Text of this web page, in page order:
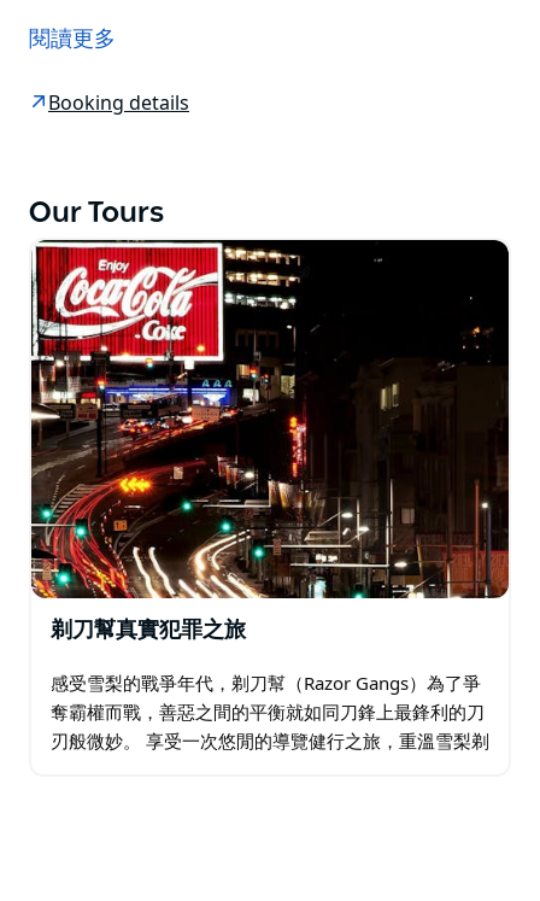
航行進城，一睹悉尼血腥的過去，揭開這座城市第一個也
享受悠閒的導覽健行之旅，穿越岩石區的鵝卵石街道，追
的不在場證明和大量的真實犯罪的時代。
當你探索你從未知道存在的小巷和小巷時，重溫一段事實
證明真相遠比小說更離奇的時代。
絕佳的拍照和觀光機會，展現悉尼最好的一面。
立即預訂機票，對一段黑暗且犯罪猖獗的歷史進行獨特的
調查。
雪梨的岩石區現在對你來說可能像是天堂，但它曾經居住
著絕望、貧窮和卑鄙的人。
回到過去，重新發現大量悉尼真實犯罪故事，將人類最黑
暗的行為與令人難以置信的風景結合在一起。
……這座城市試圖忘記的故事...
閱讀更多
Booking details
Our Tours
剃刀幫真實犯罪之旅
感受雪梨的戰爭年代，剃刀幫（Razor Gangs）為了爭
奪霸權而戰，善惡之間的平衡就如同刀鋒上最鋒利的刀
刃般微妙。 享受一次悠閒的導覽健行之旅，重溫雪梨剃